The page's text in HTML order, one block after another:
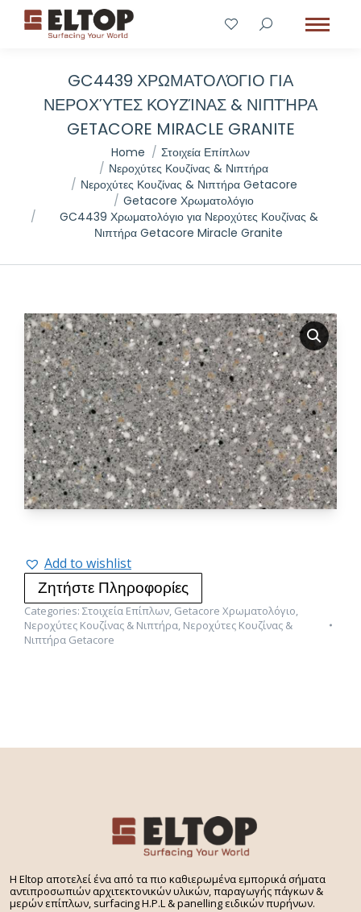
GC4439 ΧΡΩΜΑΤΟΛΌΓΙΟ ΓΙΑ
ΝΕΡΟΧΎΤΕΣ ΚΟΥΖΊΝΑΣ & ΝΙΠΤΉΡΑ
GETACORE MIRACLE GRANITE
Home
Στοιχεία Επίπλων
Νεροχύτες Κουζίνας & Νιπτήρα
Νεροχύτες Κουζίνας & Νιπτήρα Getacore
Getacore Χρωματολόγιο
GC4439 Χρωματολόγιο για Νεροχύτες Κουζίνας &
Νιπτήρα Getacore Miracle Granite
Add to wishlist
Ζητήστε Πληροφορίες
Categories: Στοιχεία Επίπλων Getacore Χρωματολόγιο
Νεροχύτες Κουζίνας & Νιπτήρα Νεροχύτες Κουζίνας &
Νιπτήρα Getacore
H Eltop αποτελεί ένα από τα πιο καθιερωμένα εμπορικά σήματα
αντιπροσωπιών αρχιτεκτονικών υλικών, παραγωγής πάγκων &
μερών επίπλων, surfacing H.P.L & panelling ειδικών πυρήνων.